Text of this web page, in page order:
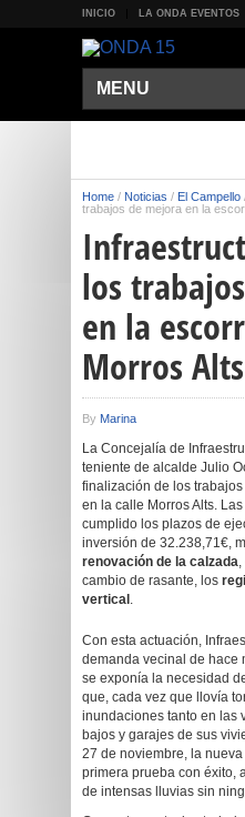
INICIO LA ONDA EVENTOS
MENU
Home / Noticias / El Campello
trabajos de mejora en la
los
en la
Morros Alts
By Marina
La Concejalía de
teniente de alcalde Julio
finalización de los
en la calle Morros Alts.
cumplido los plazos de
inversión de 32.238,71€,
renovación de la calzada
cambio de rasante, los
vertical .
Con esta actuación,
demanda vecinal de hace
se exponía la necesidad
que, cada vez que llovía
inundaciones tanto en las
bajos y garajes de sus
27 de noviembre, la
primera prueba con éxito,
de intensas lluvias sin